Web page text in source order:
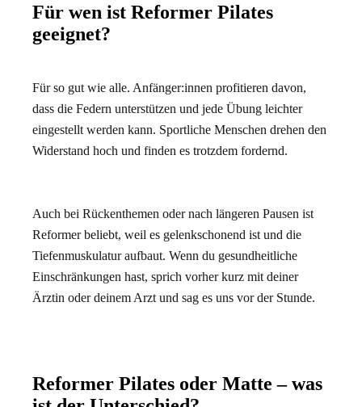
Für wen ist Reformer Pilates
geeignet?
Für so gut wie alle. Anfänger:innen profitieren davon,
dass die Federn unterstützen und jede Übung leichter
eingestellt werden kann. Sportliche Menschen drehen den
Widerstand hoch und finden es trotzdem fordernd.
Auch bei Rückenthemen oder nach längeren Pausen ist
Reformer beliebt, weil es gelenkschonend ist und die
Tiefenmuskulatur aufbaut. Wenn du gesundheitliche
Einschränkungen hast, sprich vorher kurz mit deiner
Ärztin oder deinem Arzt und sag es uns vor der Stunde.
Reformer Pilates oder Matte – was